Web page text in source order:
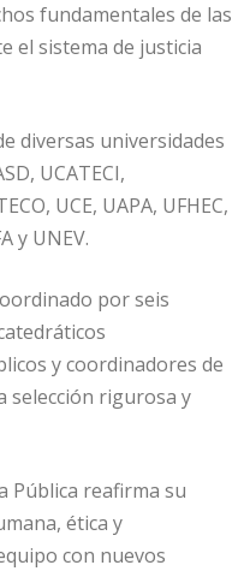
fundamentales de las
el sistema de justicia
diversas universidades
UCATECI,
UCE, UAPA, UFHEC,
y UNEV.
por seis
y coordinadores de
selección rigurosa y
Pública reafirma su
ética y
con nuevos